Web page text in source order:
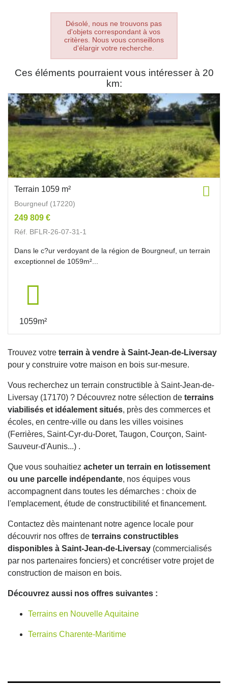
Désolé, nous ne trouvons pas
d'objets correspondant à vos
critères. Nous vous conseillons
d'élargir votre recherche.
Ces éléments pourraient vous intéresser à 20
km:
Terrain 1059 m²
Bourgneuf (17220)
249 809 €
Réf. BFLR-26-07-31-1
Dans le c?ur verdoyant de la région de Bourgneuf, un terrain
exceptionnel de 1059m²...
1059m²
Trouvez votre terrain à vendre à Saint-Jean-de-Liversay
pour y construire votre maison en bois sur-mesure.
Vous recherchez un terrain constructible à Saint-Jean-de-
Liversay (17170) ? Découvrez notre sélection de terrains
viabilisés et idéalement situés, près des commerces et
écoles, en centre-ville ou dans les villes voisines
(Ferrières, Saint-Cyr-du-Doret, Taugon, Courçon, Saint-
Sauveur-d'Aunis...) .
Que vous souhaitiez acheter un terrain en lotissement
ou une parcelle indépendante, nos équipes vous
accompagnent dans toutes les démarches : choix de
l'emplacement, étude de constructibilité et financement.
Contactez dès maintenant notre agence locale pour
découvrir nos offres de terrains constructibles
disponibles à Saint-Jean-de-Liversay (commercialisés
par nos partenaires fonciers) et concrétiser votre projet de
construction de maison en bois.
Découvrez aussi nos offres suivantes :
Terrains en Nouvelle Aquitaine
Terrains Charente-Maritime